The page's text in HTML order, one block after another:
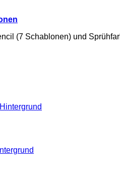
(7 Schablonen) und